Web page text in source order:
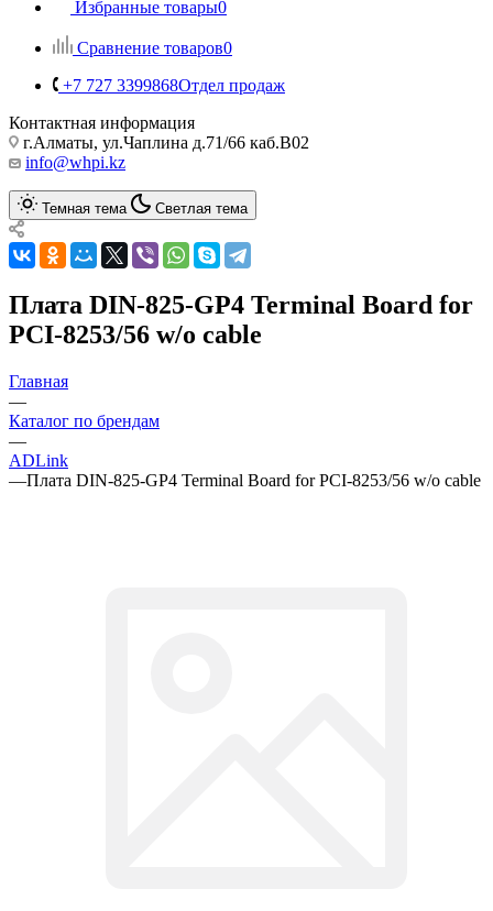
Избранные товары0
Сравнение товаров0
+7 727 3399868Отдел продаж
Контактная информация
г.Алматы, ул.Чаплина д.71/66 каб.B02
info@whpi.kz
Темная тема Светлая тема
Плата DIN-825-GP4 Terminal Board for
PCI-8253/56 w/o cable
Главная
—
Каталог по брендам
—
ADLink
—Плата DIN-825-GP4 Terminal Board for PCI-8253/56 w/o cable